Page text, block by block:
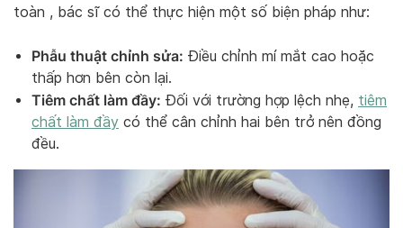
toàn , bác sĩ có thể thực hiện một số biện pháp như:
Phẫu thuật chỉnh sửa: Điều chỉnh mí mắt cao hoặc
thấp hơn bên còn lại.
Tiêm chất làm đầy: Đối với trường hợp lệch nhẹ, tiêm
chất làm đầy có thể cân chỉnh hai bên trở nên đồng
đều.